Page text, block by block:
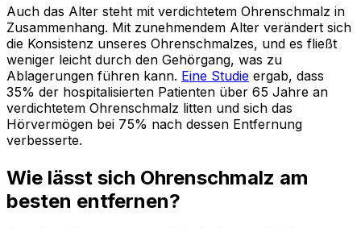
Auch das Alter steht mit verdichtetem Ohrenschmalz in
Zusammenhang. Mit zunehmendem Alter verändert sich
die Konsistenz unseres Ohrenschmalzes, und es fließt
weniger leicht durch den Gehörgang, was zu
Ablagerungen führen kann. Eine Studie ergab, dass
35% der hospitalisierten Patienten über 65 Jahre an
verdichtetem Ohrenschmalz litten und sich das
Hörvermögen bei 75% nach dessen Entfernung
verbesserte.
Wie lässt sich Ohrenschmalz am
besten entfernen?